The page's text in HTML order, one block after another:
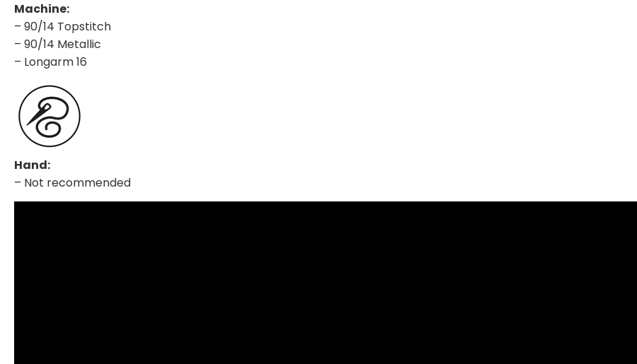
Machine:
– 90/14 Topstitch
– 90/14 Metallic
– Longarm 16
Hand:
– Not recommended